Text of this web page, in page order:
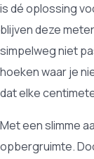
is dé oplossing
blijven deze
simpelweg niet
hoeken waar je
dat elke
Met een slimme
opbergruimte.